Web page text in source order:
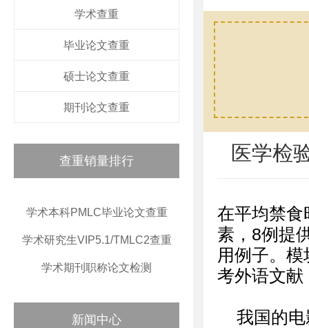
学术查重
毕业论文查重
硕士论文查重
期刊论文查重
查重销量排行
学术本科PMLC毕业论文查重
学术研究生VIP5.1/TMLC2查重
学术期刊职称论文检测
新闻中心
医学检
在平均禁食
素，8例提
用例子。
考外语文献
我国的